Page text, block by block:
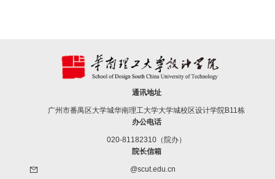
通讯地址
广州市番禺区大学城华南理工大学大学城校区设计学院B11栋
办公电话
020-81182310（院办）
院长信箱
@scut.edu.cn